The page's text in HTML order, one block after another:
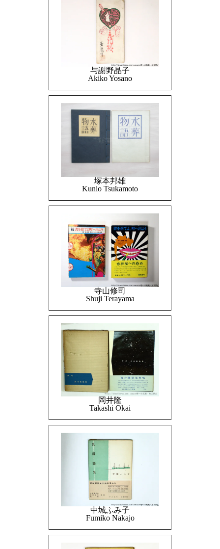
与謝野晶子
Akiko Yosano
塚本邦雄
Kunio Tsukamoto
寺山修司
Shuji Terayama
岡井隆
Takashi Okai
中城ふみ子
Fumiko Nakajo